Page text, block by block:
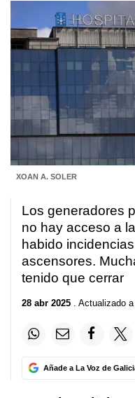
XOAN A. SOLER
Los generadores
no hay acceso a
habido
ascensores.
tenido que cerrar
28 abr 2025 . Actualizado
Añade a La Voz de